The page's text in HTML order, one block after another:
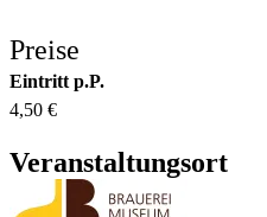
Preise
Eintritt p.P.
4,50 €
Veranstaltungsort